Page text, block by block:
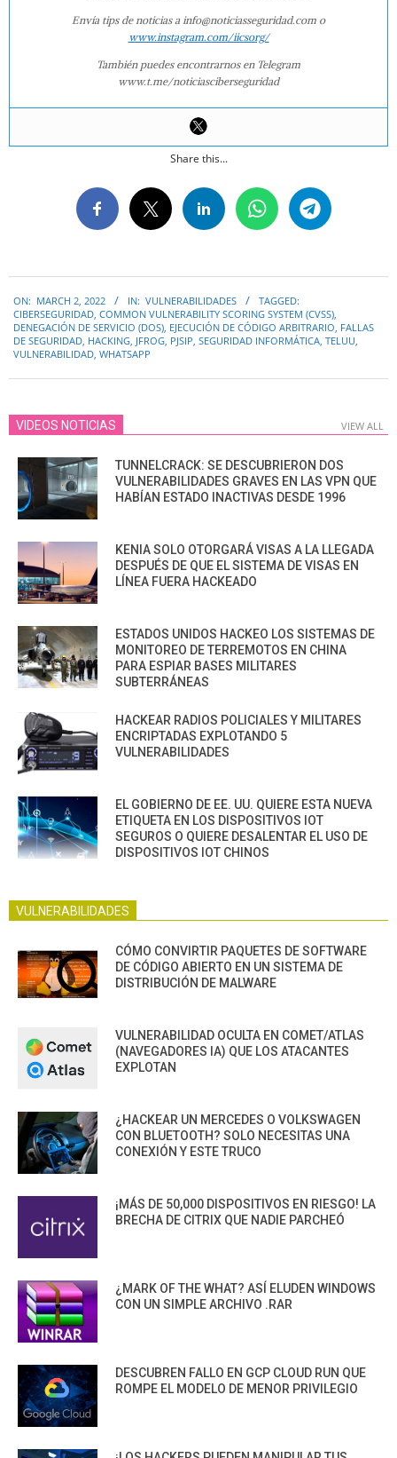
Envía tips de noticias a info@noticiasseguridad.com o
www.instagram.com/iicsorg/
También puedes encontrarnos en Telegram
www.t.me/noticiasciberseguridad
Share this...
03-
02
ON: MARCH 2, 2022 IN: VULNERABILIDADES
TAGGED:
CIBERSEGURIDAD, COMMON VULNERABILITY SCORING SYSTEM (CVSS),
DENEGACIÓN DE SERVICIO (DOS), EJECUCIÓN DE CÓDIGO ARBITRARIO, FALLAS
DE SEGURIDAD, HACKING, JFROG, PJSIP, SEGURIDAD INFORMÁTICA, TELUU,
VULNERABILIDAD, WHATSAPP
VIDEOS NOTICIAS VIEW ALL
TUNNELCRACK: SE DESCUBRIERON DOS
VULNERABILIDADES GRAVES EN LAS VPN QUE
HABÍAN ESTADO INACTIVAS DESDE 1996
KENIA SOLO OTORGARÁ VISAS A LA LLEGADA
DESPUÉS DE QUE EL SISTEMA DE VISAS EN
LÍNEA FUERA HACKEADO
ESTADOS UNIDOS HACKEO LOS SISTEMAS DE
MONITOREO DE TERREMOTOS EN CHINA
PARA ESPIAR BASES MILITARES
SUBTERRÁNEAS
HACKEAR RADIOS POLICIALES Y MILITARES
ENCRIPTADAS EXPLOTANDO 5
VULNERABILIDADES
EL GOBIERNO DE EE. UU. QUIERE ESTA NUEVA
ETIQUETA EN LOS DISPOSITIVOS IOT
SEGUROS O QUIERE DESALENTAR EL USO DE
DISPOSITIVOS IOT CHINOS
VULNERABILIDADES
CÓMO CONVIRTIR PAQUETES DE SOFTWARE
DE CÓDIGO ABIERTO EN UN SISTEMA DE
DISTRIBUCIÓN DE MALWARE
VULNERABILIDAD OCULTA EN COMET/ATLAS
(NAVEGADORES IA) QUE LOS ATACANTES
EXPLOTAN
¿HACKEAR UN MERCEDES O VOLKSWAGEN
CON BLUETOOTH? SOLO NECESITAS UNA
CONEXIÓN Y ESTE TRUCO
¡MÁS DE 50,000 DISPOSITIVOS EN RIESGO! LA
BRECHA DE CITRIX QUE NADIE PARCHEÓ
¿MARK OF THE WHAT? ASÍ ELUDEN WINDOWS
CON UN SIMPLE ARCHIVO .RAR
DESCUBREN FALLO EN GCP CLOUD RUN QUE
ROMPE EL MODELO DE MENOR PRIVILEGIO